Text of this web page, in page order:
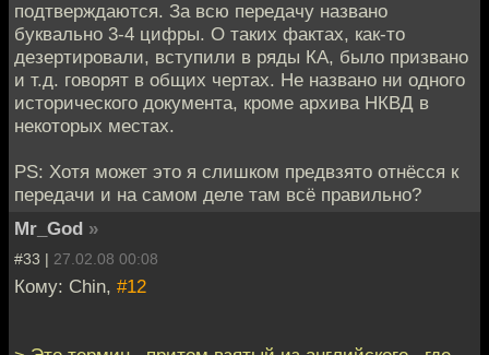
подтверждаются. За всю передачу названо
буквально 3-4 цифры. О таких фактах, как-то
дезертировали, вступили в ряды КА, было призвано
и т.д. говорят в общих чертах. Не названо ни одного
исторического документа, кроме архива НКВД в
некоторых местах.
PS: Хотя может это я слишком предвзято отнёсся к
передачи и на самом деле там всё правильно?
Mr_God »
#33 | 27.02.08 00:08
Кому: Chin, #12